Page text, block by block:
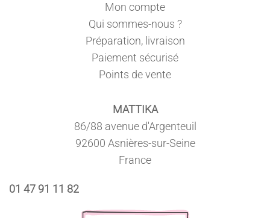
Mon compte
Qui sommes-nous ?
Préparation, livraison
Paiement sécurisé
Points de vente
MATTIKA
86/88 avenue d'Argenteuil
92600 Asnières-sur-Seine
France
01 47 91 11 82